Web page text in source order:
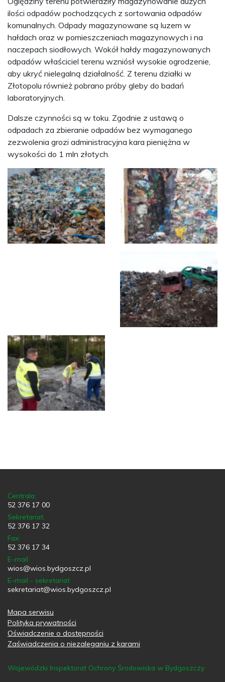
ilości odpadów pochodzących z sortowania odpadów
komunalnych. Odpady magazynowane są luzem w
hałdach oraz w pomieszczeniach magazynowych i na
naczepach siodłowych. Wokół hałdy magazynowanych
odpadów właściciel terenu wzniósł wysokie ogrodzenie,
aby ukryć nielegalną działalność. Z terenu działki w
Złotopolu również pobrano próby gleby do badań
laboratoryjnych.
Dalsze czynności są w toku. Zgodnie z ustawą o
odpadach za zbieranie odpadów bez wymaganego
zezwolenia grozi administracyjna kara pieniężna w
wysokości do 1 mln złotych.
Centrala:
52 376 17 00
Sekretariat:
52 376 17 32
Fax:
52 376 17 34
E-mail
wios@wios.bydgoszcz.pl
E-mail - sekretariat
sekretariat@wios.bydgoszcz.pl
Mapa serwisu
Polityka prywatności
Oświadczenie o dostępności
Zaświadczenia o niezaleganiu z karami
Wojewódzki Inspektorat Ochrony Środowiska w Bydgoszczy